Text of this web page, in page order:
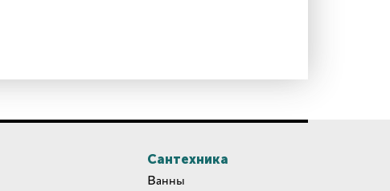
Сантехника
Ванны